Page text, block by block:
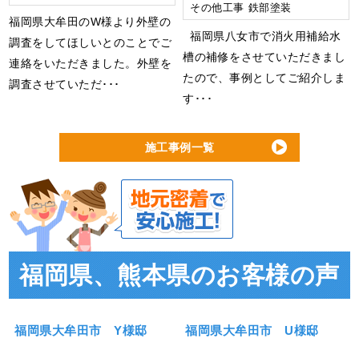
福岡県大牟田のW様より外壁の
調査をしてほしいとのことでご
連絡をいただきました。外壁を
調査させていただ･･･
その他工事 鉄部塗装
福岡県八女市で消火用補給水
槽の補修をさせていただきまし
たので、事例としてご紹介しま
す･･･
施工事例一覧
福岡県、熊本県のお客様の声
福岡県大牟田市 Y様邸 福岡県大牟田市 U様邸